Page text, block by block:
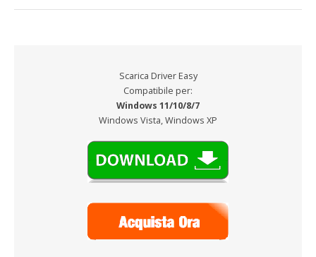
Scarica Driver Easy
Compatibile per:
Windows 11/10/8/7
Windows Vista, Windows XP